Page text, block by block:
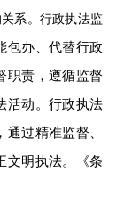
系。行政执法监
包办、代替行政
职责，遵循监督
活动。行政执法
过精准监督、
文明执法。《条